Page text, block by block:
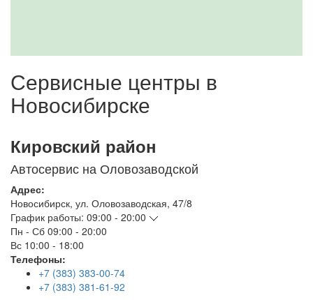
Сервисные центры в
Новосибирске
Кировский район
Автосервис на Оловозаводской
Адрес:
Новосибирск, ул. Оловозаводская, 47/8
График работы: 09:00 - 20:00
Пн - Сб 09:00 - 20:00
Вс 10:00 - 18:00
Телефоны:
+7 (383) 383-00-74
+7 (383) 381-61-92